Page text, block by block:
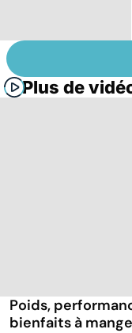
Plus de
Poids,
bienfaits à